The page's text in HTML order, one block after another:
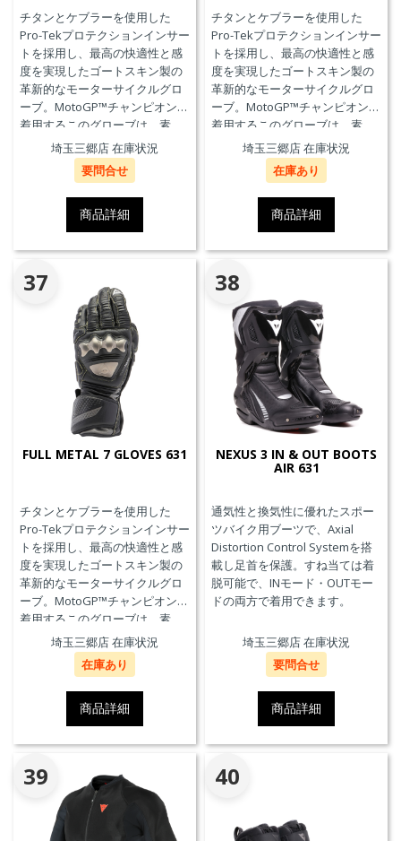
チタンとケブラーを使用した
Pro-Tekプロテクションインサー
トを採用し、最高の快適性と感
度を実現したゴートスキン製の
革新的なモーターサイクルグロ
ーブ。MotoGP™チャンピオンが
着用するこのグローブは、素
材、快適性、プロテクションに
おいて、優れたパフォーマンス
のためにダイネーゼテクノロジ
ーの真髄を表現しています。
埼玉三郷店 在庫状況
要問合せ
商品詳細
チタンとケブラーを使用した
Pro-Tekプロテクションインサー
トを採用し、最高の快適性と感
度を実現したゴートスキン製の
革新的なモーターサイクルグロ
ーブ。MotoGP™チャンピオンが
着用するこのグローブは、素
材、快適性、プロテクションに
おいて、優れたパフォーマンス
のためにダイネーゼテクノロジ
ーの真髄を表現しています。
埼玉三郷店 在庫状況
在庫あり
商品詳細
37
FULL METAL 7 GLOVES 631
チタンとケブラーを使用した
Pro-Tekプロテクションインサー
トを採用し、最高の快適性と感
度を実現したゴートスキン製の
革新的なモーターサイクルグロ
ーブ。MotoGP™チャンピオンが
着用するこのグローブは、素
材、快適性、プロテクションに
おいて、優れたパフォーマンス
のためにダイネーゼテクノロジ
ーの真髄を表現しています。
埼玉三郷店 在庫状況
在庫あり
商品詳細
38
NEXUS 3 IN & OUT BOOTS
AIR 631
通気性と換気性に優れたスポー
ツバイク用ブーツで、Axial
Distortion Control Systemを搭
載し足首を保護。すね当ては着
脱可能で、INモード・OUTモー
ドの両方で着用できます。
埼玉三郷店 在庫状況
要問合せ
商品詳細
39 40